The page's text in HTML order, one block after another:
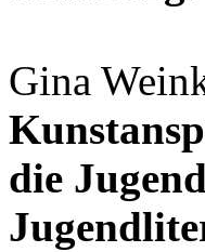
Gina
die